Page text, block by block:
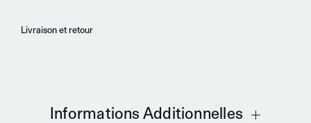
Livraison et retour
Informations Additionnelles